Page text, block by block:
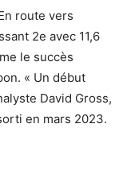
route vers
2e avec 11,6
le succès
« Un début
David Gross,
en mars 2023.